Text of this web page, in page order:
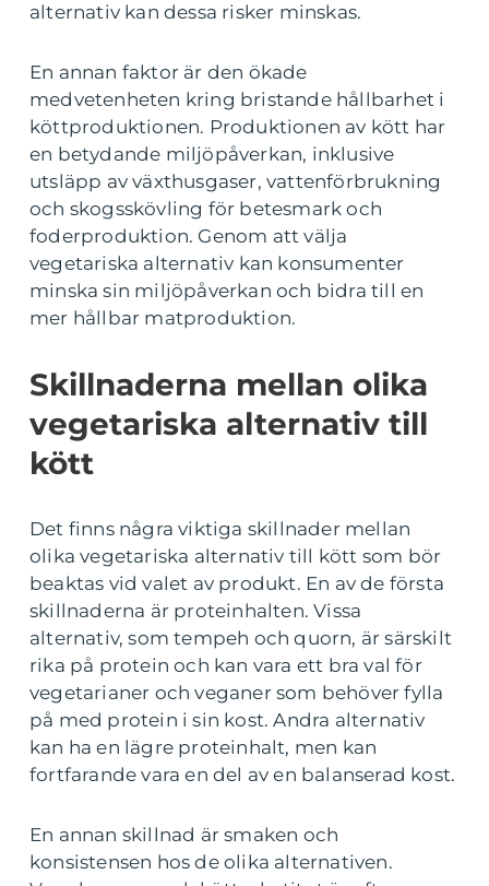
alternativ kan dessa risker minskas.
En annan faktor är den ökade
medvetenheten kring bristande hållbarhet i
köttproduktionen. Produktionen av kött har
en betydande miljöpåverkan, inklusive
utsläpp av växthusgaser, vattenförbrukning
och skogsskövling för betesmark och
foderproduktion. Genom att välja
vegetariska alternativ kan konsumenter
minska sin miljöpåverkan och bidra till en
mer hållbar matproduktion.
Skillnaderna mellan olika
vegetariska alternativ till
kött
Det finns några viktiga skillnader mellan
olika vegetariska alternativ till kött som bör
beaktas vid valet av produkt. En av de första
skillnaderna är proteinhalten. Vissa
alternativ, som tempeh och quorn, är särskilt
rika på protein och kan vara ett bra val för
vegetarianer och veganer som behöver fylla
på med protein i sin kost. Andra alternativ
kan ha en lägre proteinhalt, men kan
fortfarande vara en del av en balanserad kost.
En annan skillnad är smaken och
konsistensen hos de olika alternativen.